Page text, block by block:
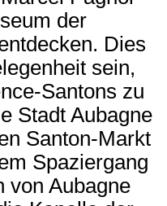
der
Dies
sein,
Santons zu
Stadt Aubagne
Santon-Markt
Spaziergang
von Aubagne